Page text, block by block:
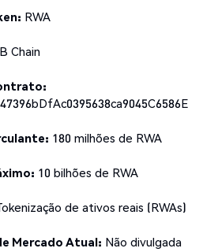
RWA
Chain
180 milhões de RWA
10 bilhões de RWA
de ativos reais (RWAs)
Mercado Atual: Não divulgada